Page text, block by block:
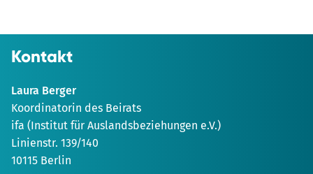
Kontakt
Laura Berger
Koordinatorin des Beirats
ifa (Institut für Auslandsbeziehungen e.V.)
Linienstr. 139/140
10115 Berlin